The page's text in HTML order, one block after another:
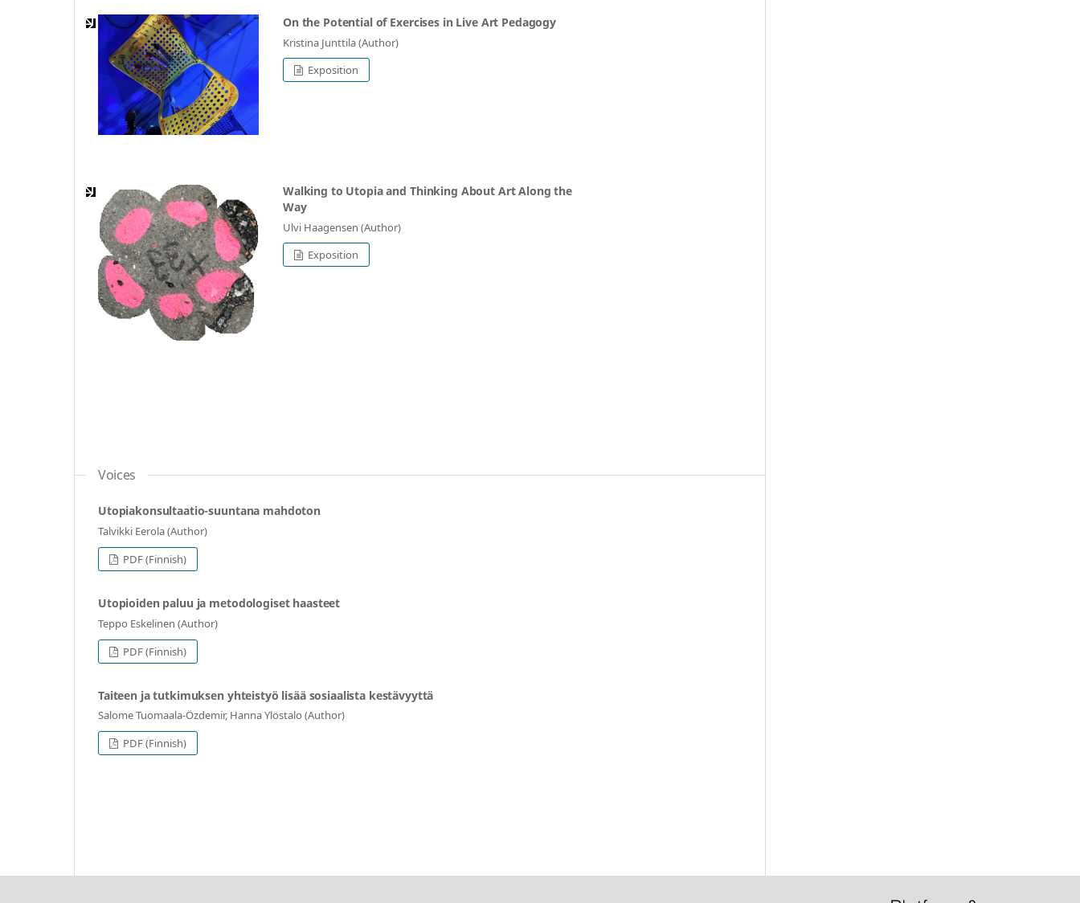
On the Potential of Exercises in Live Art Pedagogy
Kristina Junttila (Author)
Exposition
Walking to Utopia and Thinking About Art Along the
Way
Ulvi Haagensen (Author)
Exposition
Voices
Utopiakonsultaatio-suuntana mahdoton
Talvikki Eerola (Author)
PDF (Finnish)
Utopioiden paluu ja metodologiset haasteet
Teppo Eskelinen (Author)
PDF (Finnish)
Taiteen ja tutkimuksen yhteistyö lisää sosiaalista kestävyyttä
Salome Tuomaala-Özdemir, Hanna Ylöstalo (Author)
PDF (Finnish)